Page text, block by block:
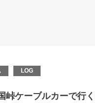
LOG
峠ケーブルカーで行